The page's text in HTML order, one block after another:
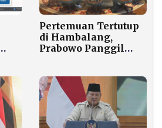
Pertemuan Tertutup
di Hambalang,
Prabowo Panggil